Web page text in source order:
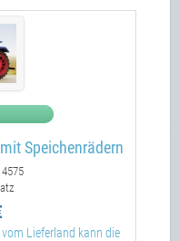
Speichenrädern
Lieferland kann die